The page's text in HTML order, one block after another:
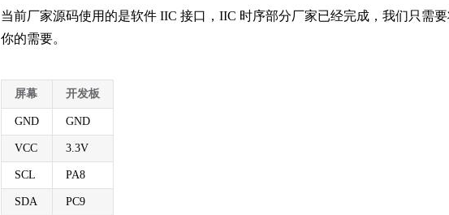
当前厂家源码使用的是软件 IIC 接口，IIC 时序部分厂家已经完成，我们只需
你的需要。
屏幕 开发板
GND GND
VCC 3.3V
SCL PA8
SDA PC9